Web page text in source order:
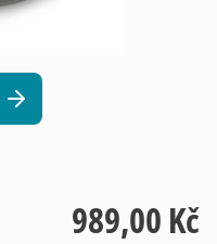
989,00 Kč